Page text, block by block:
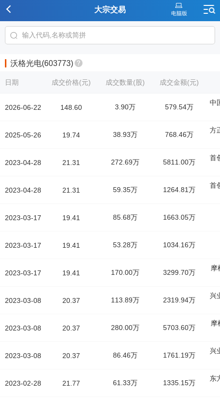
大宗交易
沃格光电(603773)
日期
2026-06-22
2025-05-26
2023-04-28
2023-04-28
2023-03-17
2023-03-17
2023-03-17
2023-03-08
2023-03-08
2023-03-08
2023-02-28
成交价格(元) 成交数量(股) 成交金额(元)
148.60 3.90万 579.54万
中
19.74 38.93万 768.46万
方
21.31 272.69万 5811.00万
首
21.31 59.35万 1264.81万
首
19.41 85.68万 1663.05万
19.41 53.28万 1034.16万
19.41 170.00万 3299.70万
摩
20.37 113.89万 2319.94万
兴
20.37 280.00万 5703.60万
摩
20.37 86.46万 1761.19万
兴
21.77 61.33万 1335.15万
东